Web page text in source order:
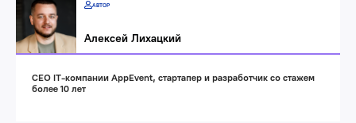
АВТОР
Алексей Лихацкий
CEO IT-компании AppEvent, стартапер и разработчик со стажем
более 10 лет